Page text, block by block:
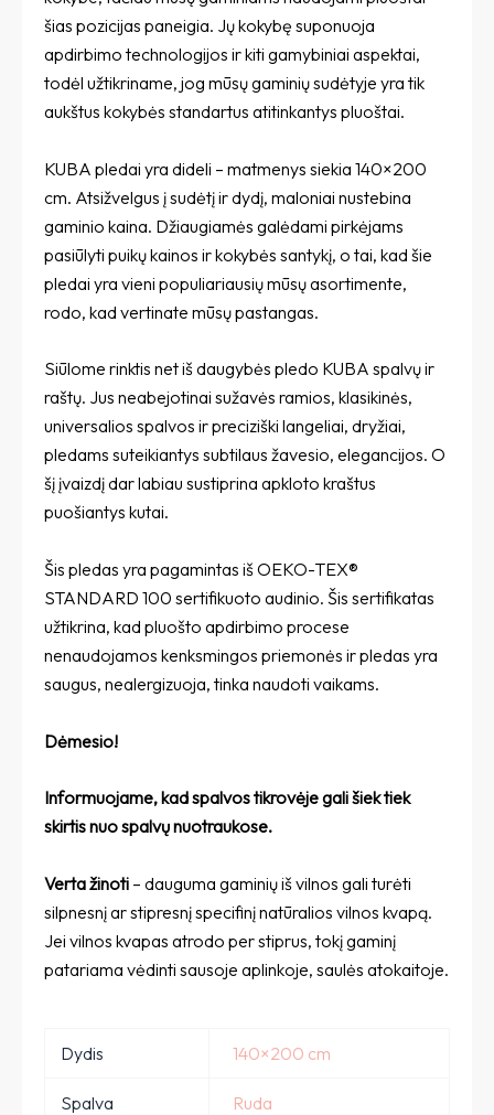
šias pozicijas paneigia. Jų kokybę suponuoja
apdirbimo technologijos ir kiti gamybiniai aspektai,
todėl užtikriname, jog mūsų gaminių sudėtyje yra tik
aukštus kokybės standartus atitinkantys pluoštai.
KUBA pledai yra dideli – matmenys siekia 140×200
cm. Atsižvelgus į sudėtį ir dydį, maloniai nustebina
gaminio kaina. Džiaugiamės galėdami pirkėjams
pasiūlyti puikų kainos ir kokybės santykį, o tai, kad šie
pledai yra vieni populiariausių mūsų asortimente,
rodo, kad vertinate mūsų pastangas.
Siūlome rinktis net iš daugybės pledo KUBA spalvų ir
raštų. Jus neabejotinai sužavės ramios, klasikinės,
universalios spalvos ir preciziški langeliai, dryžiai,
pledams suteikiantys subtilaus žavesio, elegancijos. O
šį įvaizdį dar labiau sustiprina apkloto kraštus
puošiantys kutai.
Šis pledas yra pagamintas iš OEKO-TEX®
STANDARD 100 sertifikuoto audinio. Šis sertifikatas
užtikrina, kad pluošto apdirbimo procese
nenaudojamos kenksmingos priemonės ir pledas yra
saugus, nealergizuoja, tinka naudoti vaikams.
Dėmesio!
Informuojame, kad spalvos tikrovėje gali šiek tiek
skirtis nuo spalvų nuotraukose.
Verta žinoti – dauguma gaminių iš vilnos gali turėti
silpnesnį ar stipresnį specifinį natūralios vilnos kvapą.
Jei vilnos kvapas atrodo per stiprus, tokį gaminį
patariama vėdinti sausoje aplinkoje, saulės atokaitoje.
Dydis 140×200 cm
Spalva Ruda